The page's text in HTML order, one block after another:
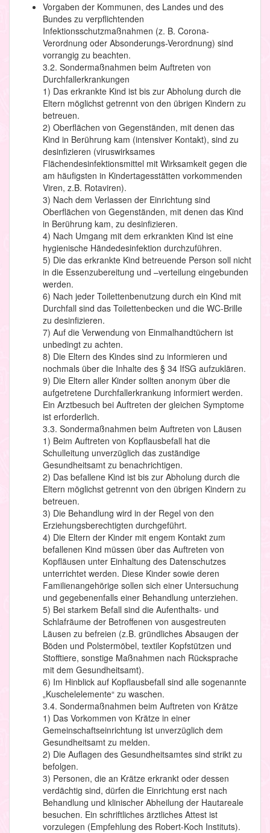
Vorgaben der Kommunen, des Landes und des
Bundes zu verpflichtenden
Infektionsschutzmaßnahmen (z. B. Corona-
Verordnung oder Absonderungs-Verordnung) sind
vorrangig zu beachten.
3.2. Sondermaßnahmen beim Auftreten von
Durchfallerkrankungen
1) Das erkrankte Kind ist bis zur Abholung durch die
Eltern möglichst getrennt von den übrigen Kindern zu
betreuen.
2) Oberflächen von Gegenständen, mit denen das
Kind in Berührung kam (intensiver Kontakt), sind zu
desinfizieren (viruswirksames
Flächendesinfektionsmittel mit Wirksamkeit gegen die
am häufigsten in Kindertagesstätten vorkommenden
Viren, z.B. Rotaviren).
3) Nach dem Verlassen der Einrichtung sind
Oberflächen von Gegenständen, mit denen das Kind
in Berührung kam, zu desinfizieren.
4) Nach Umgang mit dem erkrankten Kind ist eine
hygienische Händedesinfektion durchzuführen.
5) Die das erkrankte Kind betreuende Person soll nicht
in die Essenzubereitung und –verteilung eingebunden
werden.
6) Nach jeder Toilettenbenutzung durch ein Kind mit
Durchfall sind das Toilettenbecken und die WC-Brille
zu desinfizieren.
7) Auf die Verwendung von Einmalhandtüchern ist
unbedingt zu achten.
8) Die Eltern des Kindes sind zu informieren und
nochmals über die Inhalte des § 34 IfSG aufzuklären.
9) Die Eltern aller Kinder sollten anonym über die
aufgetretene Durchfallerkrankung informiert werden.
Ein Arztbesuch bei Auftreten der gleichen Symptome
ist erforderlich.
3.3. Sondermaßnahmen beim Auftreten von Läusen
1) Beim Auftreten von Kopflausbefall hat die
Schulleitung unverzüglich das zuständige
Gesundheitsamt zu benachrichtigen.
2) Das befallene Kind ist bis zur Abholung durch die
Eltern möglichst getrennt von den übrigen Kindern zu
betreuen.
3) Die Behandlung wird in der Regel von den
Erziehungsberechtigten durchgeführt.
4) Die Eltern der Kinder mit engem Kontakt zum
befallenen Kind müssen über das Auftreten von
Kopfläusen unter Einhaltung des Datenschutzes
unterrichtet werden. Diese Kinder sowie deren
Familienangehörige sollen sich einer Untersuchung
und gegebenenfalls einer Behandlung unterziehen.
5) Bei starkem Befall sind die Aufenthalts- und
Schlafräume der Betroffenen von ausgestreuten
Läusen zu befreien (z.B. gründliches Absaugen der
Böden und Polstermöbel, textiler Kopfstützen und
Stofftiere, sonstige Maßnahmen nach Rücksprache
mit dem Gesundheitsamt).
6) Im Hinblick auf Kopflausbefall sind alle sogenannte
„Kuschelelemente“ zu waschen.
3.4. Sondermaßnahmen beim Auftreten von Krätze
1) Das Vorkommen von Krätze in einer
Gemeinschaftseinrichtung ist unverzüglich dem
Gesundheitsamt zu melden.
2) Die Auflagen des Gesundheitsamtes sind strikt zu
befolgen.
3) Personen, die an Krätze erkrankt oder dessen
verdächtig sind, dürfen die Einrichtung erst nach
Behandlung und klinischer Abheilung der Hautareale
besuchen. Ein schriftliches ärztliches Attest ist
vorzulegen (Empfehlung des Robert-Koch Instituts).